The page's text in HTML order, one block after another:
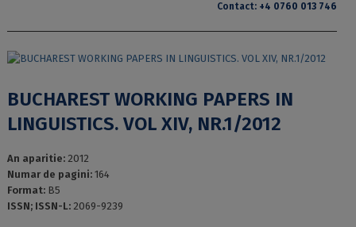
Contact: +4 0760 013 746
BUCHAREST WORKING PAPERS IN
LINGUISTICS. VOL XIV, NR.1/2012
An aparitie: 2012
Numar de pagini: 164
Format: B5
ISSN; ISSN-L: 2069-9239